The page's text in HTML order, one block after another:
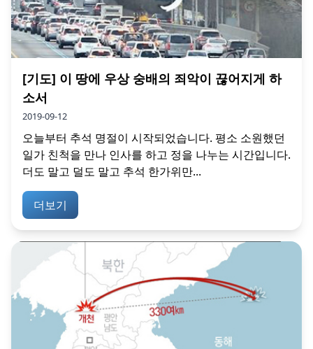
[기도] 이 땅에 우상 숭배의 죄악이 끊어지게 하
소서
2019-09-12
오늘부터 추석 명절이 시작되었습니다. 평소 소원했던
일가 친척을 만나 인사를 하고 정을 나누는 시간입니다.
더도 말고 덜도 말고 추석 한가위만...
더보기